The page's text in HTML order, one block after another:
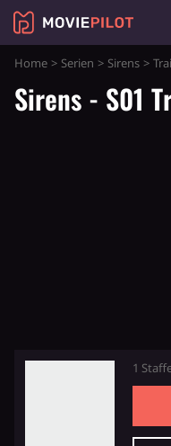
Home Serien Sirens
Sirens - S01
1